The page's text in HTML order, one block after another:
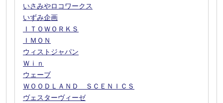
いさみやロコワークス
いずみ企画
ＩＴＯＷＯＲＫＳ
ＩＭＯＮ
ウィストジャパン
Ｗｉｎ
ウェーブ
ＷＯＯＤＬＡＮＤ ＳＣＥＮＩＣＳ
ヴェスターヴィーゼ